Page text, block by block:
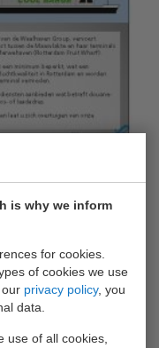
is why we inform
for cookies.
of cookies we use
privacy policy, you
data.
use of all cookies,
GEBRUIK
Waalhaven Group,
tussen de
Eem/Waalhaven